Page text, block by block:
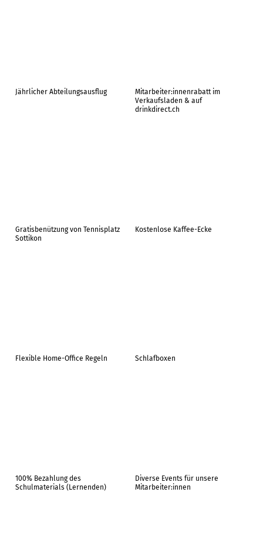
Jährlicher Abteilungsausflug
Mitarbeiter:innenrabatt im
Verkaufsladen & auf
drinkdirect.ch
Gratisbenützung von Tennisplatz
Sottikon
Kostenlose Kaffee-Ecke
Flexible Home-Office Regeln Schlafboxen
100% Bezahlung des
Schulmaterials (Lernenden)
Diverse Events für unsere
Mitarbeiter:innen